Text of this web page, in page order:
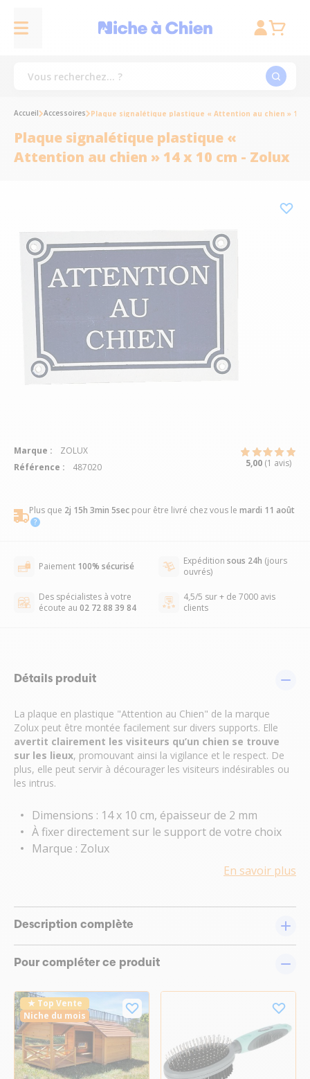
Plus que 2j 15h 3min 4sec pour être livré chez vous le mardi 11 août
Paiement 100% sécurisé Expédition sous 24h (jours
ouvrés)
Des spécialistes à votre
écoute au 02 72 88 39 84
4,5/5 sur + de 7000 avis
clients
Détails produit
La plaque en plastique "Attention au Chien" de la marque
Zolux peut être montée facilement sur divers supports. Elle
avertit clairement les visiteurs qu’un chien se trouve
sur les lieux, promouvant ainsi la vigilance et le respect. De
plus, elle peut servir à décourager les visiteurs indésirables ou
les intrus.
Dimensions : 14 x 10 cm, épaisseur de 2 mm
À fixer directement sur le support de votre choix
Marque : Zolux
En savoir plus
Description complète
Pour compléter ce produit
★ Top Vente
Niche du mois
Accueil Accessoires Plaque signalétique plastique « Attention au chien » 14 x
Plaque signalétique plastique «
Attention au chien » 14 x 10 cm - Zolux
Marque :
ZOLUX
Référence :
487020 5,00 (1 avis)